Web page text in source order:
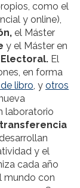
como el
y online),
el Máster
y el Máster en
El
en forma
libro, y otros
laboratorio
y el
cada año
mundo con